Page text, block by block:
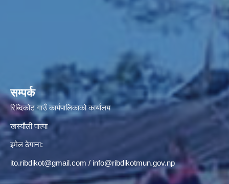
सम्पर्क
रिब्दिकोट गाउँ कार्यपालिकाको कार्यालय
खस्यौली पाल्पा
इमेल ठेगाना:
ito.ribdikot@gmail.com / info@ribdikotmun.gov.np